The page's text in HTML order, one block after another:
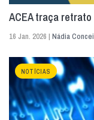
ACEA traça
16 Jan. 2026 | Nádia
NOTÍCIAS